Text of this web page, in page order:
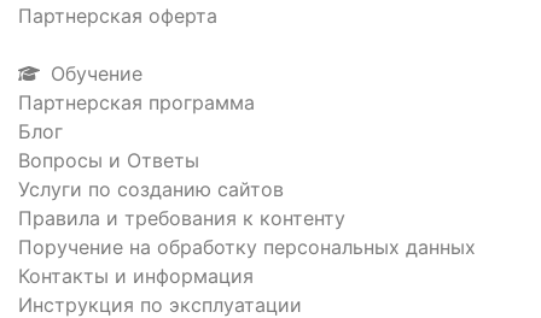
Партнерская оферта
Обучение
Партнерская программа
Блог
Вопросы и Ответы
Услуги по созданию сайтов
Правила и требования к контенту
Поручение на обработку персональных данных
Контакты и информация
Инструкция по эксплуатации